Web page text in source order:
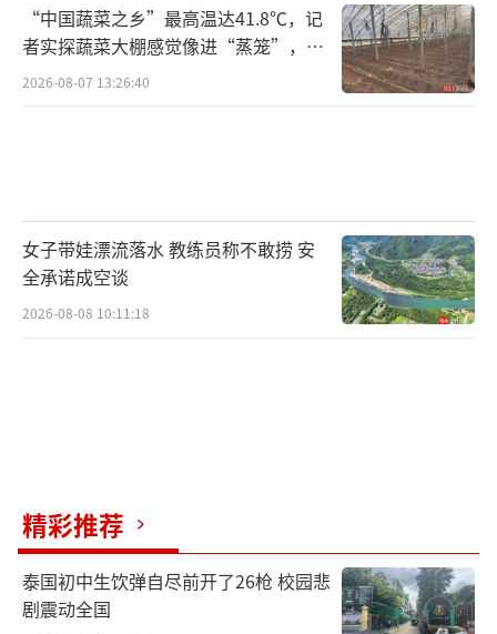
“中国蔬菜之乡”最高温达41.8℃，记
者实探蔬菜大棚感觉像进“蒸笼”，有
村民称只能凌晨两点起来干活
2026-08-07 13:26:40
女子带娃漂流落水 教练员称不敢捞 安
全承诺成空谈
2026-08-08 10:11:18
精彩推荐
泰国初中生饮弹自尽前开了26枪 校园悲
剧震动全国